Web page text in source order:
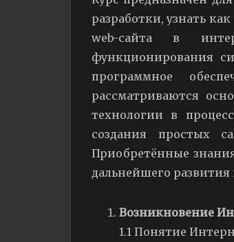
разработки, узнать
web-сайта в
функционирования
программное
рассматриваются
технологии в
создания простых
Приобретённые
дальнейшего развития
Возникновение
1.1 Понятие